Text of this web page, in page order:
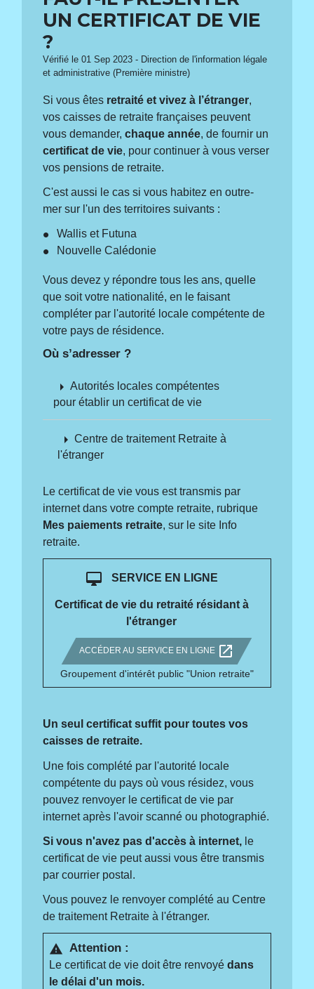
UN CERTIFICAT DE VIE
?
Vérifié le 01 Sep 2023 - Direction de l'information légale
et administrative (Première ministre)
Si vous êtes retraité et vivez à l’étranger,
vos caisses de retraite françaises peuvent
vous demander,chaque année, de fournir un
certificat de vie, pour continuer à vous verser
vos pensions de retraite.
C'est aussi le cas si vous habitez en outre-
mer sur l'un des territoires suivants :
Wallis et Futuna
Nouvelle Calédonie
Vous devez y répondre tous les ans, quelle
que soit votre nationalité, en le faisant
compléter par l'autorité locale compétente de
votre pays de résidence.
Où s’adresser ?
arrow_rightAutorités locales compétentes
pour établir un certificat de vie
arrow_rightCentre de traitement Retraite à
l'étranger
Le certificat de vie vous est transmis par
internet dans votre compte retraite, rubrique
Mes paiements retraite, sur le site Info
retraite.
desktop_mac SERVICE EN LIGNE
Certificat de vie du retraité résidant à
l'étranger
ACCÉDER AU SERVICE EN LIGNE open_in_new
Groupement d'intérêt public "Union retraite"
Un seul certificat suffit pour toutes vos
caisses de retraite.
Une fois complété par l'autorité locale
compétente du pays où vous résidez, vous
pouvez renvoyer le certificat de vie par
internet après l'avoir scanné ou photographié.
Si vous n'avez pas d'accès à internet, le
certificat de vie peut aussi vous être transmis
par courrier postal.
Vous pouvez le renvoyer complété au Centre
de traitement Retraite à l'étranger.
warning Attention :
Le certificat de vie doit être renvoyédans
le délai d'un mois.